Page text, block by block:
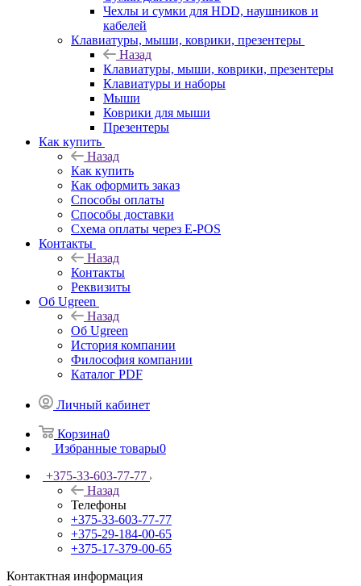
Чехлы и сумки для HDD, наушников и
кабелей
Клавиатуры, мыши, коврики, презентеры
Назад
Клавиатуры, мыши, коврики, презентеры
Клавиатуры и наборы
Мыши
Коврики для мыши
Презентеры
Как купить
Назад
Как купить
Как оформить заказ
Способы оплаты
Способы доставки
Схема оплаты через E-POS
Контакты
Назад
Контакты
Реквизиты
Об Ugreen
Назад
Об Ugreen
История компании
Философия компании
Каталог PDF
Личный кабинет
Корзина0
Избранные товары0
+375-33-603-77-77
Назад
Телефоны
+375-33-603-77-77
+375-29-184-00-65
+375-17-379-00-65
Контактная информация